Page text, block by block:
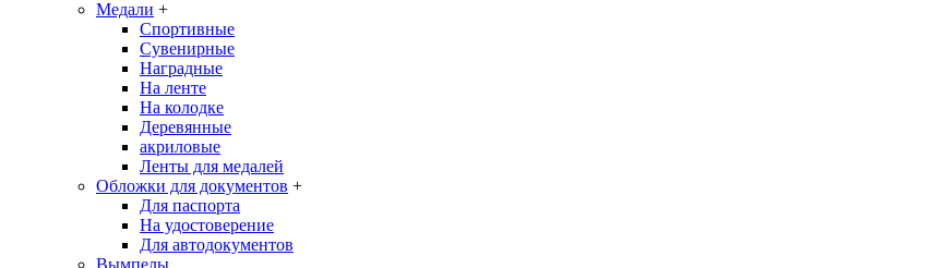
Медали +
Спортивные
Сувенирные
Наградные
На ленте
На колодке
Деревянные
акриловые
Ленты для медалей
Обложки для документов +
Для паспорта
На удостоверение
Для автодокументов
Вымпелы